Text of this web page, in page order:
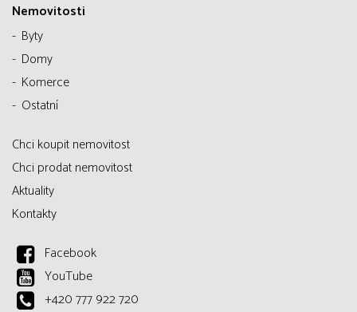
Nemovitosti
Byty
Domy
Komerce
Ostatní
Chci koupit nemovitost
Chci prodat nemovitost
Aktuality
Kontakty
Facebook
YouTube
+420 777 922 720